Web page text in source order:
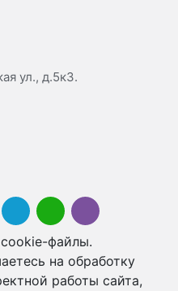
ул., д.5к3.
cookie-файлы.
на обработку
работы сайта,